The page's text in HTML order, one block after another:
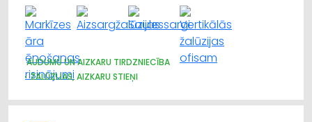
AUDUMU UN AIZKARU TIRDZNIECĪBA
ŽALŪZIJAS, AIZKARU STIEŅI